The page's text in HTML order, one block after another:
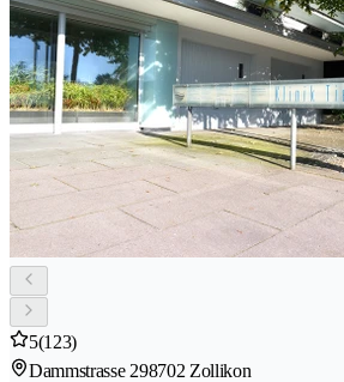
5(123)
Dammstrasse 298702 Zollikon